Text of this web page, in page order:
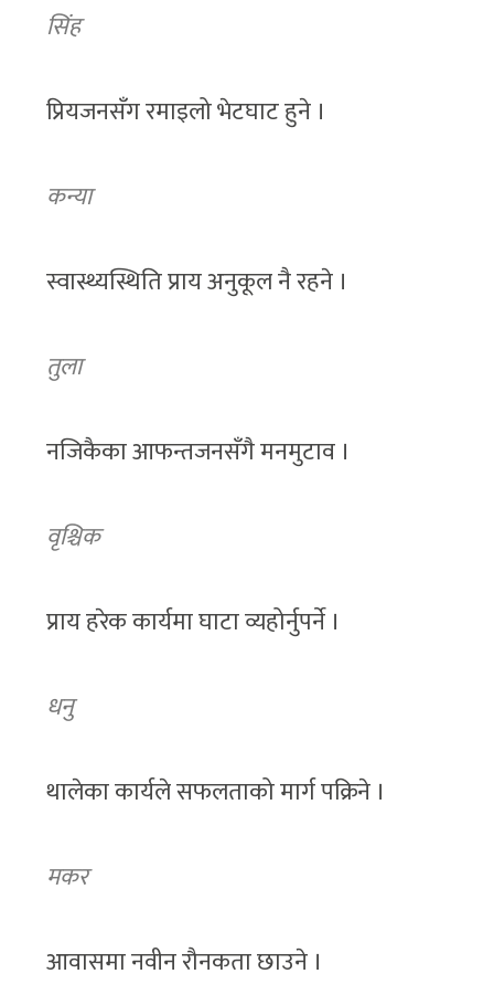
सिंह
प्रियजनसँग रमाइलो भेटघाट हुने ।
कन्या
स्वास्थ्यस्थिति प्राय अनुकूल नै रहने ।
तुला
नजिकैका आफन्तजनसँगै मनमुटाव ।
वृश्चिक
प्राय हरेक कार्यमा घाटा व्यहोर्नुपर्ने ।
धनु
थालेका कार्यले सफलताको मार्ग पक्रिने ।
मकर
आवासमा नवीन रौनकता छाउने ।